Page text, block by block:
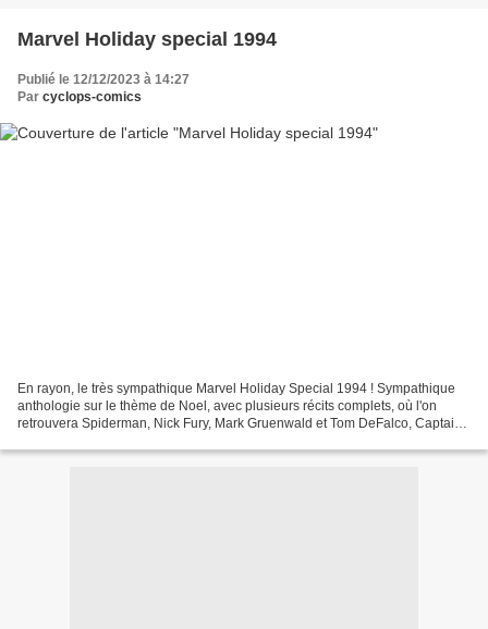
Marvel Holiday special 1994
Publié le 12/12/2023 à 14:27
Par cyclops-comics
En rayon, le très sympathique Marvel Holiday Special 1994 ! Sympathique
anthologie sur le thème de Noel, avec plusieurs récits complets, où l'on
retrouvera Spiderman, Nick Fury, Mark Gruenwald et Tom DeFalco, Captain